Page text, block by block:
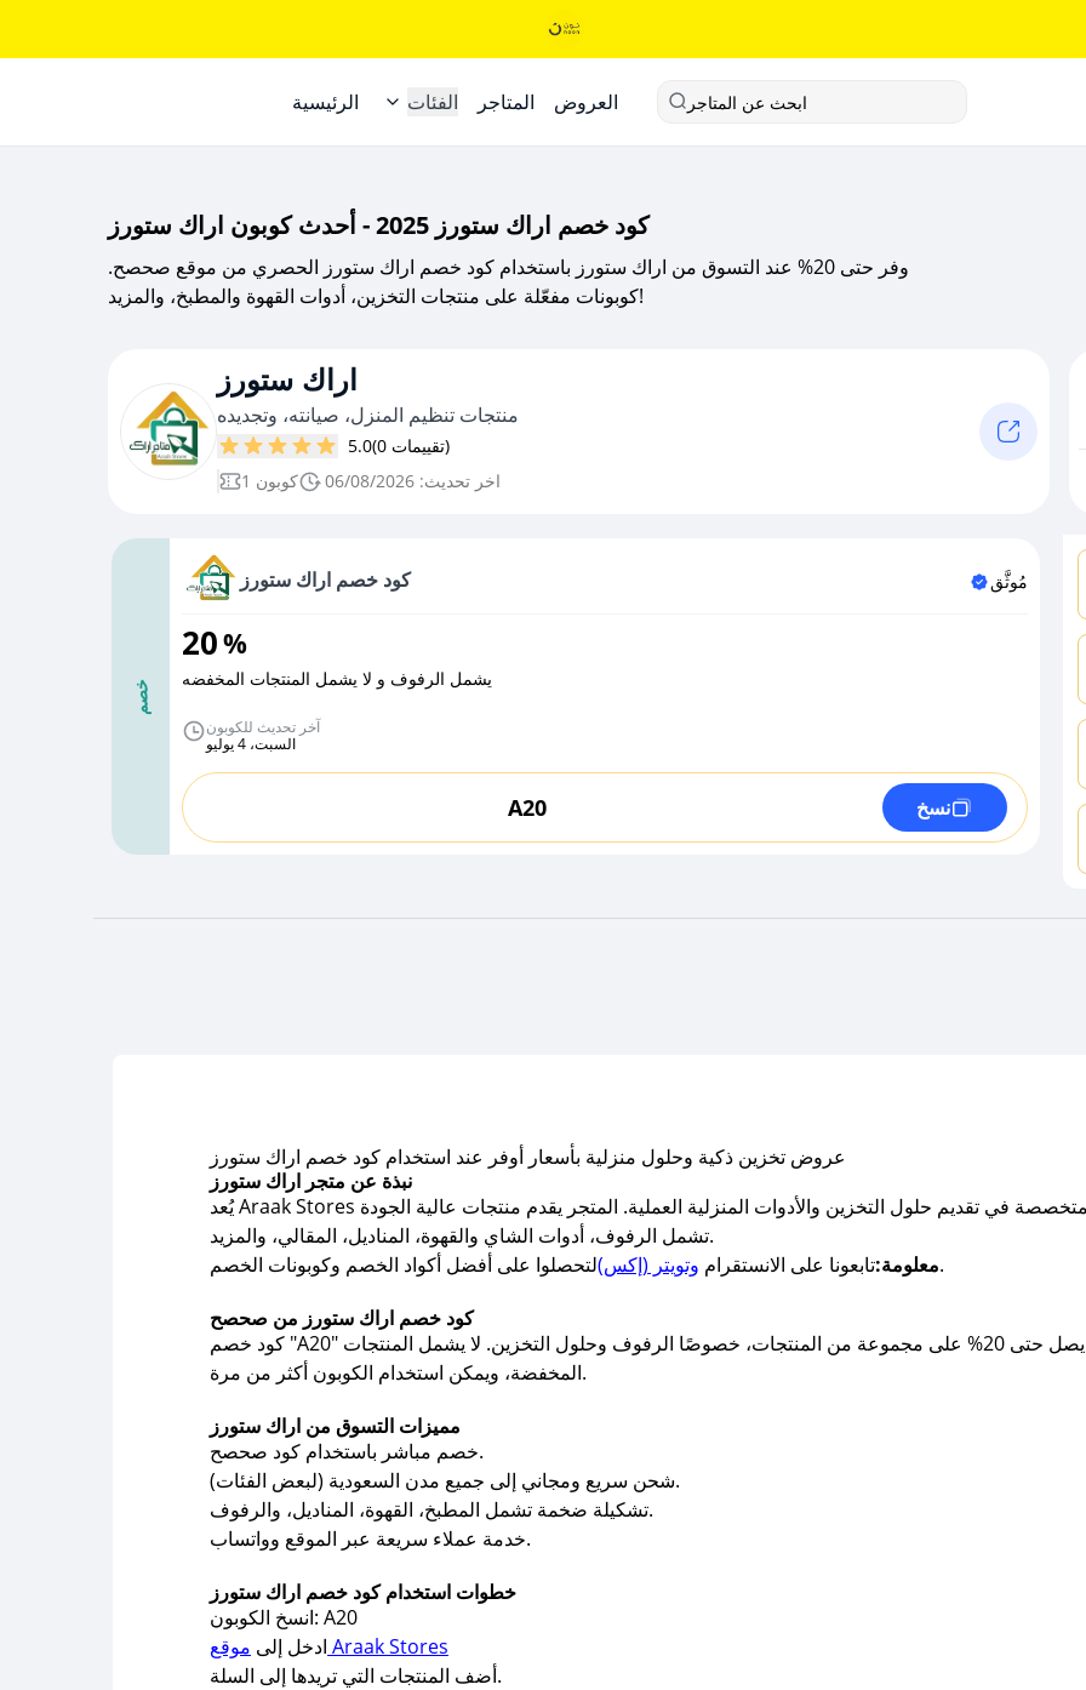
الرئيسية الفئات المتاجر العروض ابحث عن المتاجر
كود خصم اراك ستورز 2025 - أحدث كوبون اراك ستورز
وفر حتى 20% عند التسوق من اراك ستورز باستخدام كود خصم اراك ستورز الحصري من موقع صحصح.
كوبونات مفعّلة على منتجات التخزين، أدوات القهوة والمطبخ، والمزيد!
اراك ستورز
منتجات تنظيم المنزل، صيانته، وتجديده
5.0
(0 تقييمات)
1 كوبون
اخر تحديث: 06/08/2026
خصم
كود خصم اراك ستورز مُوثَّق
20%
يشمل الرفوف و لا يشمل المنتجات المخفضه
آخر تحديث للكوبون
السبت، 4 يوليو
A20 نسخ
عروض تخزين ذكية وحلول منزلية بأسعار أوفر عند استخدام كود خصم اراك ستورز
نبذة عن متجر اراك ستورز
يُعد Araak Stores من أبرز المتاجر الإلكترونية السعودية المتخصصة في تقديم حلول التخزين والأدوات المنزلية العملية. المتجر يقدم منتجات عالية الجودة
تشمل الرفوف، أدوات الشاي والقهوة، المناديل، المقالي، والمزيد.
معلومة:تابعونا على الانستقرام وتويتر (إكس)
لتحصلوا على أفضل أكواد الخصم وكوبونات الخصم.
كود خصم اراك ستورز من صحصح
كود خصم "A20" مقدم من موقع صحصح ويمنحك خصم يصل حتى 20% على مجموعة من المنتجات، خصوصًا الرفوف وحلول التخزين. لا يشمل المنتجات
المخفضة، ويمكن استخدام الكوبون أكثر من مرة.
مميزات التسوق من اراك ستورز
خصم مباشر باستخدام كود صحصح.
شحن سريع ومجاني إلى جميع مدن السعودية (لبعض الفئات).
تشكيلة ضخمة تشمل المطبخ، القهوة، المناديل، والرفوف.
خدمة عملاء سريعة عبر الموقع وواتساب.
خطوات استخدام كود خصم اراك ستورز
انسخ الكوبون: A20
ادخل إلى موقع Araak Stores
أضف المنتجات التي تريدها إلى السلة.